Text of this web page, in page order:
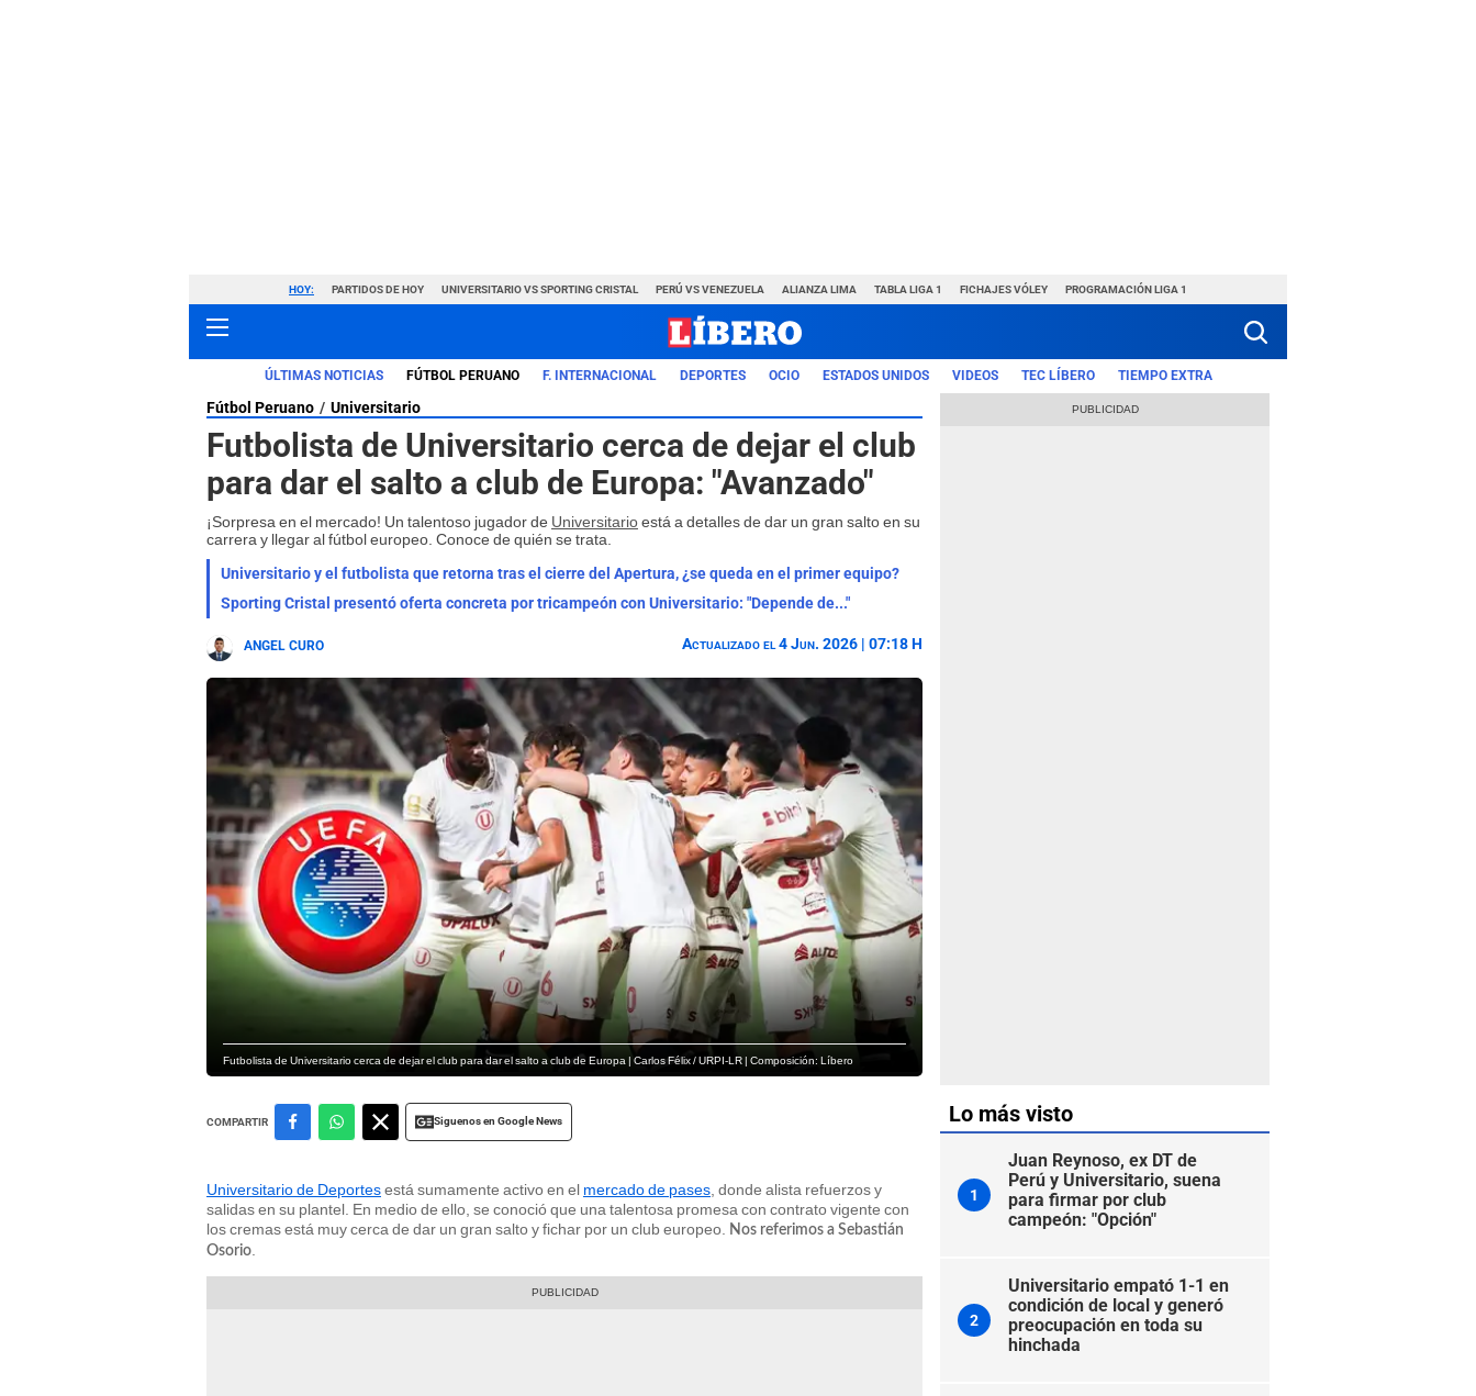
HOY: PARTIDOS DE HOY UNIVERSITARIO VS SPORTING CRISTAL PERÚ VS VENEZUELA ALIANZA LIMA TABLA LIGA 1 FICHAJES VÓLEY PROGRAMACIÓN LIGA 1
ÚLTIMAS NOTICIAS FÚTBOL PERUANO F. INTERNACIONAL DEPORTES OCIO ESTADOS UNIDOS VIDEOS TEC LÍBERO TIEMPO EXTRA
Fútbol Peruano Universitario
Futbolista de Universitario cerca de dejar el club
para dar el salto a club de Europa: "Avanzado"
¡Sorpresa en el mercado! Un talentoso jugador de Universitarioestá a detalles de dar un gran salto en su
carrera y llegar al fútbol europeo. Conoce de quién se trata.
Universitario y el futbolista que retorna tras el cierre del Apertura, ¿se queda en el primer equipo?
Sporting Cristal presentó oferta concreta por tricampeón con Universitario: "Depende de..."
ANGEL CURO Actualizado el 4 Jun. 2026 | 07:18 H
Futbolista de Universitario cerca de dejar el club para dar el salto a club de Europa | Carlos Félix / URPI-LR | Composición: Líbero
COMPARTIR Siguenos en Google News
Universitario de Deportesestá sumamente activo en el mercado de pases , donde alista refuerzos y
salidas en su plantel. En medio de ello, se conoció que una talentosa promesa con contrato vigente con
los cremas está muy cerca de dar un gran salto y fichar por un club europeo.
Nos referimos a Sebastián
Osorio
Lo más visto
1
Juan Reynoso, ex DT de
Perú y Universitario, suena
para firmar por club
campeón: "Opción"
2
Universitario empató 1-1 en
condición de local y generó
preocupación en toda su
hinchada